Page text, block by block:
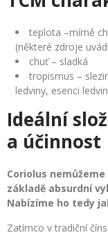
teplota –mírně
(některé zdroje
chuť – sladká
tropismus –
ledviny, esenci
Ideální
a účinnost
Coriolus
základě absurdní
Nabízíme ho tedy
Zatímco v tradiční